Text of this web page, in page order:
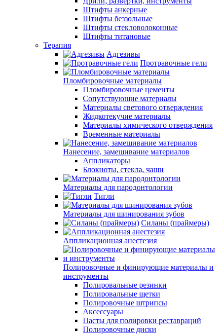
Штифты анкерные
Штифты беззольные
Штифты стекловолоконные
Штифты титановые
Терапия
Адгезивы
Протравочные гели
Пломбировочные материалы
Пломбировочные цементы
Сопутствующие материалы
Материалы светового отверждения
Жидкотекучие материалы
Материалы химического отверждения
Временные материалы
Нанесение, замешивание материалов
Аппликаторы
Блокноты, стекла, чаши
Материалы для пародонтологии
Тигли
Материалы для шинирования зубов
Силаны (праймеры)
Аппликационная анестезия
Полировочные и финирующие материалы и
инструменты
Полировальные резинки
Полировальные щетки
Полировочные штрипсы
Аксессуары
Пасты для полировки реставраций
Полировочные диски